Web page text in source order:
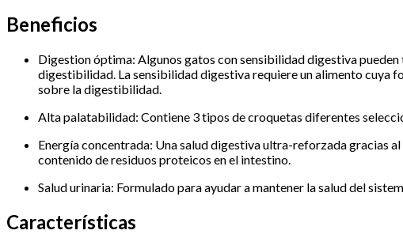
Beneficios
Digestion óptima: Algunos gatos con sensibilidad digestiva
digestibilidad. La sensibilidad digestiva requiere un alimento cuya
sobre la digestibilidad.
Alta palatabilidad: Contiene 3 tipos de croquetas diferentes
Energía concentrada: Una salud digestiva ultra-reforzada gracias
contenido de residuos proteicos en el intestino.
Salud urinaria: Formulado para ayudar a mantener la salud del
Características